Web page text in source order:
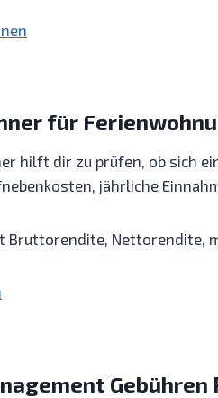
für
hilft dir zu prüfen, ob sich
jährliche
Bruttorendite,
Gebühren